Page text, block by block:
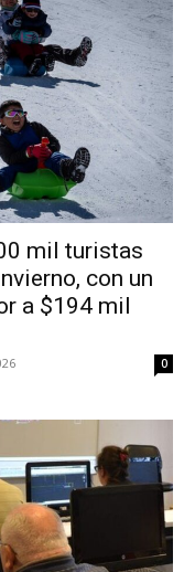
mil turistas
con un
a $194 mil
0